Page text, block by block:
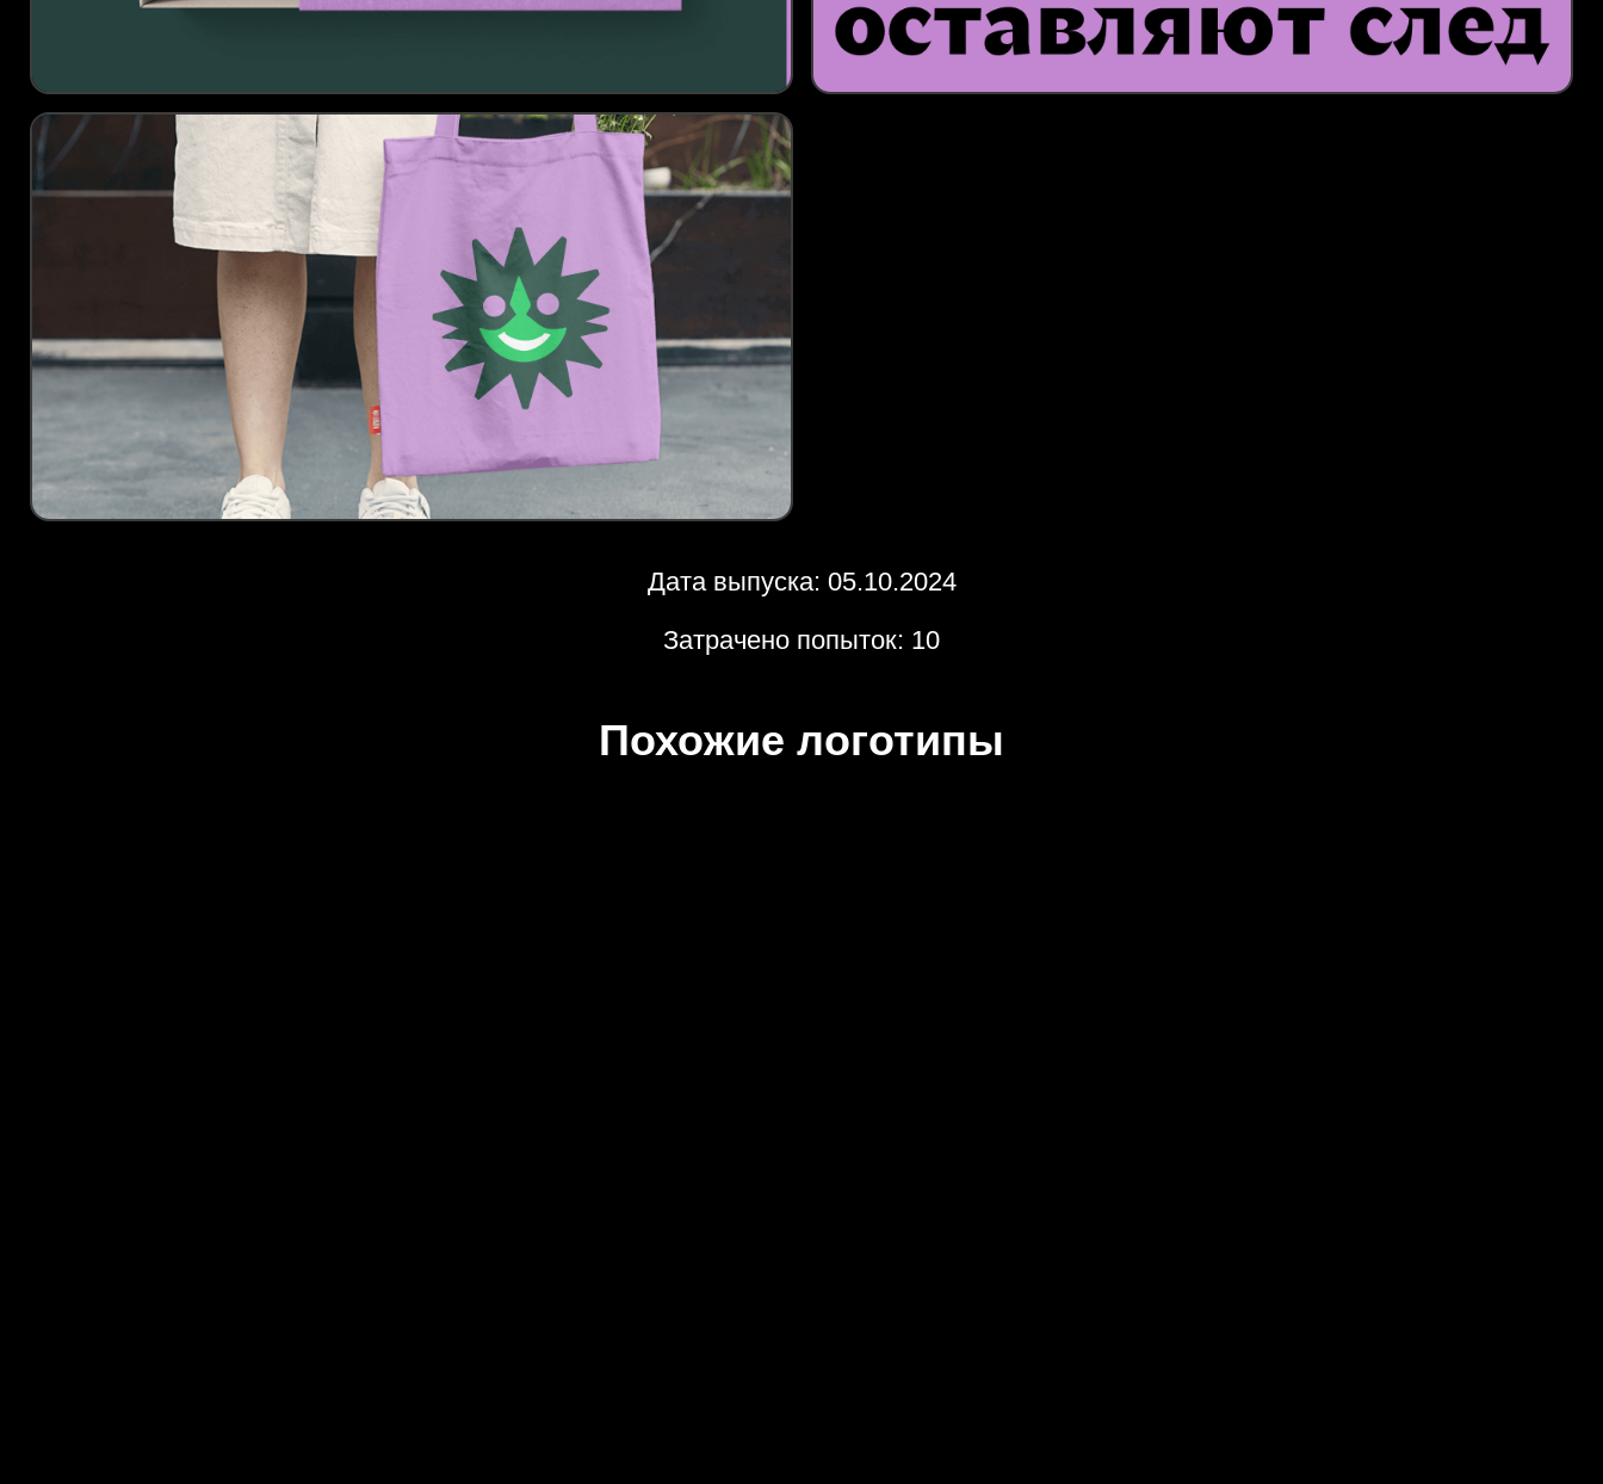
Дата выпуска: 05.10.2024
Затрачено попыток: 10
Похожие логотипы